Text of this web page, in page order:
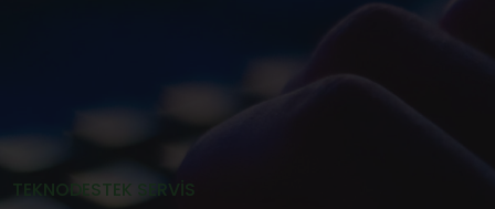
TEKNODESTEK SERVIS